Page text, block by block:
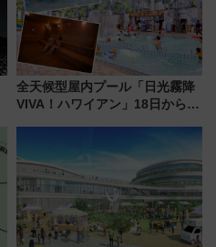
全天候型屋内プール「日光霧降
VIVA！ハワイアン」18日から営
ァミリーから大人まで幅広い世
代が一日中楽しる夏のリゾート
を楽しんで